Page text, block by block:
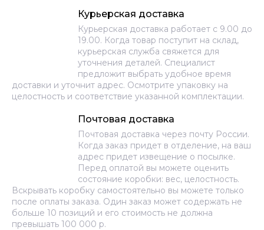
Курьерская доставка
Курьерская доставка работает с 9.00 до
19.00. Когда товар поступит на склад,
курьерская служба свяжется для
уточнения деталей. Специалист
предложит выбрать удобное время
доставки и уточнит адрес. Осмотрите упаковку на
целостность и соответствие указанной комплектации.
Почтовая доставка
Почтовая доставка через почту России.
Когда заказ придет в отделение, на ваш
адрес придет извещение о посылке.
Перед оплатой вы можете оценить
состояние коробки: вес, целостность.
Вскрывать коробку самостоятельно вы можете только
после оплаты заказа. Один заказ может содержать не
больше 10 позиций и его стоимость не должна
превышать 100 000 р.